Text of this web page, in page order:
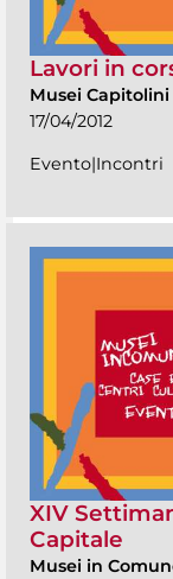
Lavori in
Musei Capitolini
17/04/2012
Evento|Incontri
XIV
Capitale
Musei in